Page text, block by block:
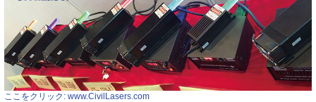
ここをクリック: www.CivilLasers.com